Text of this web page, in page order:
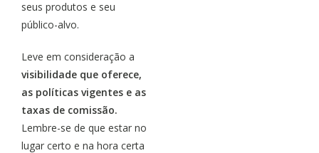
seus produtos e seu
público-alvo.
Leve em consideração a
visibilidade que oferece,
as políticas vigentes e as
taxas de comissão.
Lembre-se de que estar no
lugar certo e na hora certa